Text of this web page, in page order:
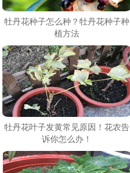
牡丹花种子怎么种？牡丹花种子种
植方法
牡丹花叶子发黄常见原因！花农告
诉你怎么办！